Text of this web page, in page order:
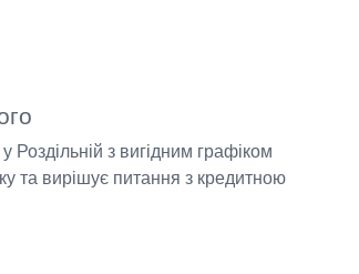
з вигідним графіком
та вирішує питання з кредитною